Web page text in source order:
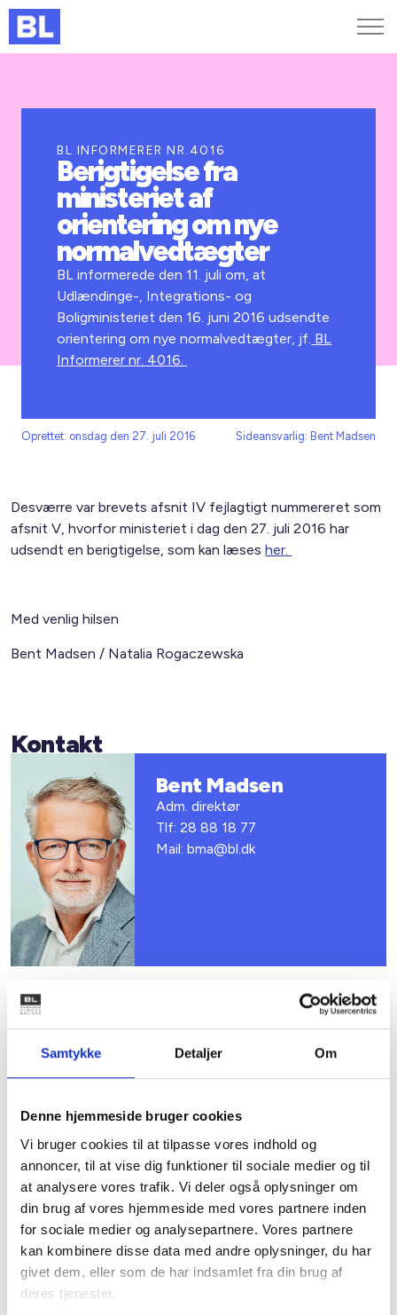
Samtykke Detaljer Om
Denne hjemmeside bruger cookies
Vi bruger cookies til at tilpasse vores indhold og
annoncer, til at vise dig funktioner til sociale medier og til
at analysere vores trafik. Vi deler også oplysninger om
din brug af vores hjemmeside med vores partnere inden
for sociale medier og analysepartnere. Vores partnere
kan kombinere disse data med andre oplysninger, du har
givet dem, eller som de har indsamlet fra din brug af
deres tjenester.
Kurser og arrangementer
Jobportalen
BL INFORMERER NR.4016
Berigtigelse fra
ministeriet af
orientering om nye
normalvedtægter
BL informerede den 11. juli om, at
Udlændinge-, Integrations- og
Boligministeriet den 16. juni 2016 udsendte
orientering om nye normalvedtægter, jf. BL
Informerer nr. 4016.
Oprettet: onsdag den 27. juli 2016 Sideansvarlig: Bent Madsen
Desværre var brevets afsnit IV fejlagtigt nummereret som
afsnit V, hvorfor ministeriet i dag den 27. juli 2016 har
udsendt en berigtigelse, som kan læsesher.
Med venlig hilsen
Bent Madsen / Natalia Rogaczewska
Kontakt
Bent Madsen
Adm. direktør
Tlf: 28 88 18 77
Mail: bma@bl.dk
Relateret indhold Viden
Nye krav om fjernaflæste målere – alle
ejendomme skal være klar senest 1. januar
2027
08. juni 2026
BL INFORMERER
Ansvar for nødforsyning i plejeboliger ved
forsyningssvigt